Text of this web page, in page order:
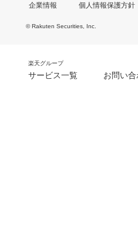
企業情報 個人情報保護方針
© Rakuten Securities, Inc.
楽天グループ
サービス一覧 お問い